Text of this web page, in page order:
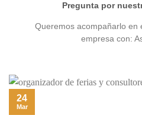
Pregunta por
Queremos acompañarlo en
empresa con:
24
Mar